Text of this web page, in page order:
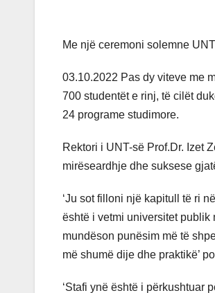
Me një ceremoni solemne
03.10.2022 Pas dy viteve me
700 studentët e rinj, të cilët
24 programe studimore.
Rektori i UNT-së Prof.Dr. Izet
mirëseardhje dhe suksese
‘Ju sot filloni një kapitull të ri
është i vetmi universitet publik
mundëson punësim më të
më shumë dije dhe praktikë’
‘Stafi ynë është i përkushtuar